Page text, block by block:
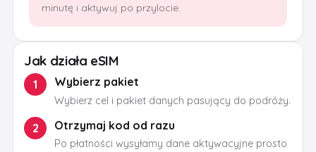
minutę i aktywuj po przylocie.
Jak działa eSIM
1 Wybierz pakiet
Wybierz cel i pakiet danych pasujący do podróży.
2 Otrzymaj kod od razu
Po płatności wysyłamy dane aktywacyjne prosto